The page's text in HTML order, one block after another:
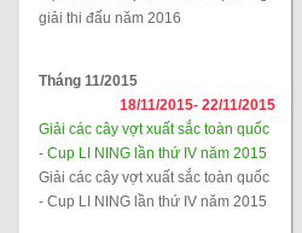
giải thi đấu năm 2016
Tháng 11/2015
18/11/2015- 22/11/2015
Giải các cây vợt xuất sắc toàn quốc
- Cup LI NING lần thứ IV năm 2015
Giải các cây vợt xuất sắc toàn quốc
- Cup LI NING lần thứ IV năm 2015